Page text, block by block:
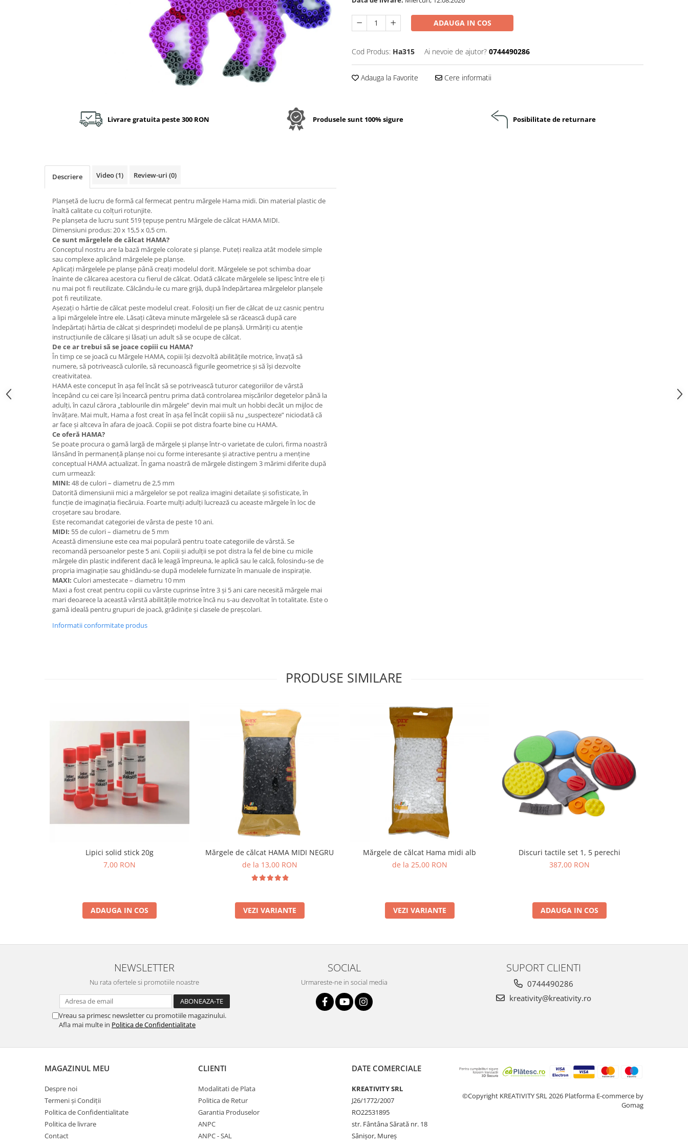
Echipamente camere senzoriale
Oferte pentru Camere Senzoriale
Cuburi și cărămizi
Instrumente muzicale
Jucarii de constructii
Dezvoltare cognitiva
Jocuri matematice
Jucării de sortare
Dezvoltare psihomotrica
Dezvoltare proprioceptiva
Dezvoltare vestibulara
Jucarii de echilibru
Mingi terapeutice
Module din burete
Motricitate fina
Motricitate grosiera
Recunoasterea formelor
Trasee de motricitate
Diverse jucarii educative
Dezvoltarea limbajului
Mobilier gradinita
Spații de joacă
Educatie inovativa
Pregătirea scrierii de mână
Sortare si numarare
Mărgele de călcat HAMA
Stimulare vizuala
ADAUGA IN COS
Cod Produs: Ha315 Ai nevoie de ajutor? 0744490286
Adauga la Favorite Cere informatii
Livrare gratuita peste 300 RON Produsele sunt 100% sigure Posibilitate de returnare
Descriere Video(1) Review-uri (0)
Planșetă de lucru de formă cal fermecat pentru mărgele Hama midi. Din material plastic de
înaltă calitate cu colțuri rotunjite.
Pe planșeta de lucru sunt 519 țepușe pentru Mărgele de călcat HAMA MIDI.
Dimensiuni produs: 20 x 15,5 x 0,5 cm.
Ce sunt mărgelele de călcat HAMA?
Conceptul nostru are la bază mărgele colorate și planșe. Puteți realiza atât modele simple
sau complexe aplicând mărgelele pe planșe.
Aplicați mărgelele pe planșe până creați modelul dorit. Mărgelele se pot schimba doar
înainte de călcarea acestora cu fierul de călcat. Odată călcate mărgelele se lipesc între ele ți
nu mai pot fi reutilizate. Călcându-le cu mare grijă, după îndepărtarea mărgelelor planșele
pot fi reutilizate.
Așezați o hârtie de călcat peste modelul creat. Folosiți un fier de călcat de uz casnic pentru
a lipi mărgelele între ele. Lăsați câteva minute mărgelele să se răcească după care
îndepărtați hârtia de călcat și desprindeți modelul de pe planșă. Urmăriți cu atenție
instrucțiunile de călcare și lăsați un adult să se ocupe de călcat.
De ce ar trebui să se joace copiii cu HAMA?
În timp ce se joacă cu Mărgele HAMA, copiii își dezvoltă abilitățile motrice, învață să
numere, să potrivească culorile, să recunoască figurile geometrice și să își dezvolte
creativitatea.
HAMA este conceput în așa fel încât să se potrivească tuturor categoriilor de vârstă
începând cu cei care își încearcă pentru prima dată controlarea mișcărilor degetelor până la
adulți, în cazul cărora „tablourile din mărgele” devin mai mult un hobbi decât un mijloc de
învățare. Mai mult, Hama a fost creat în așa fel încât copiii să nu „suspecteze” niciodată că
ar face și altceva în afara de joacă. Copiii se pot distra foarte bine cu HAMA.
Ce oferă HAMA?
Se poate procura o gamă largă de mărgele și planșe într-o varietate de culori, firma noastră
lănsând în permanență planșe noi cu forme interesante și atractive pentru a menține
conceptual HAMA actualizat. În gama noastră de mărgele distingem 3 mărimi diferite după
cum urmează:
MINI: 48 de culori – diametru de 2,5 mm
Datorită dimensiunii mici a mărgelelor se pot realiza imagini detailate și sofisticate, în
funcție de imaginația fiecăruia. Foarte mulți adulți lucrează cu aceaste mărgele în loc de
croșetare sau brodare.
Este recomandat categoriei de vârsta de peste 10 ani.
MIDI: 55 de culori – diametru de 5 mm
Această dimensiune este cea mai populară pentru toate categoriile de vârstă. Se
recomandă persoanelor peste 5 ani. Copiii și adulții se pot distra la fel de bine cu micile
mărgele din plastic indiferent dacă le leagă împreuna, le aplică sau le calcă, folosindu-se de
propria imaginație sau ghidându-se după modelele furnizate în manuale de inspirație.
MAXI: Culori amestecate – diametru 10 mm
Maxi a fost creat pentru copiii cu vârste cuprinse între 3 și 5 ani care necesită mărgele mai
mari deoarece la această vârstă abilitățile motrice încă nu s-au dezvoltat în totalitate. Este o
gamă ideală pentru grupuri de joacă, grădinițe și clasele de preșcolari.
Informatii conformitate produs
PRODUSE SIMILARE
Lipici solid stick 20g
7,00 RON
ADAUGA IN COS
Mărgele de călcat HAMA MIDI NEGRU
de la 13,00 RON
VEZI VARIANTE
Mărgele de călcat Hama midi alb
de la 25,00 RON
VEZI VARIANTE
Discuri tactile set 1, 5 perechi
387,00 RON
ADAUGA IN COS
NEWSLETTER
Nu rata ofertele si promotiile noastre
Vreau sa primesc newsletter cu promotiile magazinului.
Afla mai multe in Politica de Confidentialitate
SOCIAL
Urmareste-ne in social media
SUPORT CLIENTI
0744490286
kreativity@kreativity.ro
MAGAZINUL MEU
Despre noi
Termeni și Condiții
Politica de Confidentialitate
Politica de livrare
Contact
CLIENTI
Modalitati de Plata
Politica de Retur
Garantia Produselor
ANPC
ANPC - SAL
DATE COMERCIALE
KREATIVITY SRL
J26/1772/2007
RO22531895
str. Fântâna Sărată nr. 18
Sânișor, Mureș
©Copyright KREATIVITY SRL 2026 Platforma E-commerce by
Gomag